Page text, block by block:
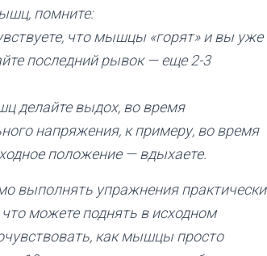
помните:
что мышцы «горят» и вы уже
последний рывок — еще 2-3
делайте выдох, во время
напряжения, к примеру, во время
положение — вдыхаете.
выполнять упражнения практически
можете поднять в исходном
как мышцы просто